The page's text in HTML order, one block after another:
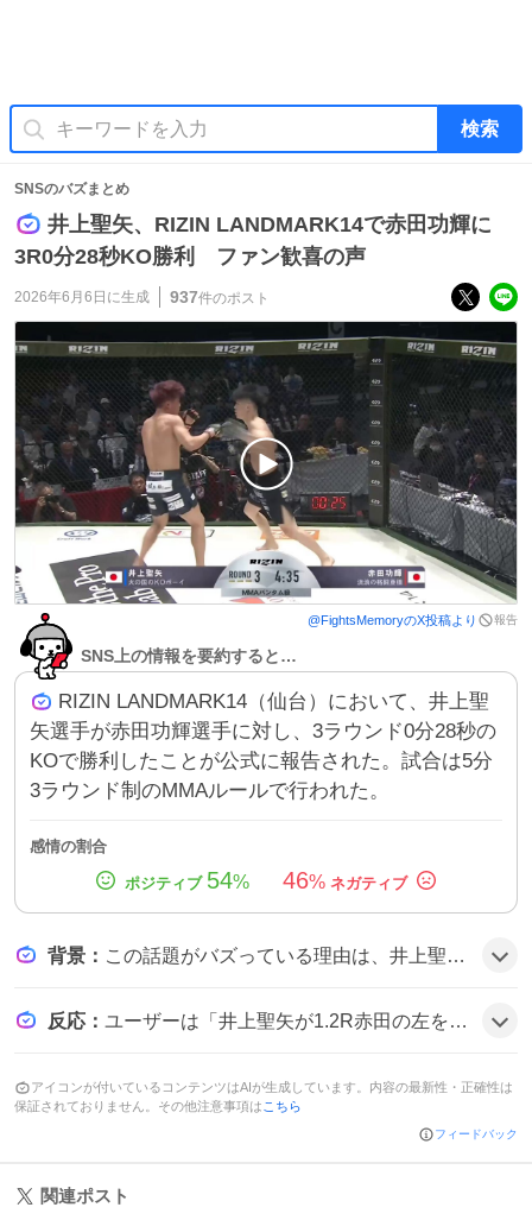
検索
SNSのバズまとめ
井上聖矢、RIZIN LANDMARK14で赤田功輝に
3R0分28秒KO勝利 ファン歓喜の声
2026年6月6日 に生成 937件のポスト
@FightsMemoryのX投稿より 報告
SNS上の情報を要約すると…
RIZIN LANDMARK14（仙台）において、井上聖
矢選手が赤田功輝選手に対し、3ラウンド0分28秒の
KOで勝利したことが公式に報告された。試合は5分
3ラウンド制のMMAルールで行われた。
感情の割合
54% 46%
背景 ： この話題がバズっている理由は、井上聖矢選手の劇的なKOが予想外の展開としてファンの期待を超え、SNS上でハイライト動画が拡散されたことに加え、仙台開催という地域色も相まって注目が集まった可能性がある。
反応 ： ユーザーは「井上聖矢が1.2R赤田の左を誘い右ストレートからの細かい左右のフック連打でKO！！！」「井上聖矢選手おめーーーーーー！！！落ち着いて失神KO！」「井上聖矢がRIZIN LANDMARK14で赤田功輝選手に3R 0:28 KO（TKO）勝利！」と称賛し、熱狂的な歓声や期待感が広がっている様子がうかがえる。
アイコンが付いているコンテンツはAIが生成しています。内容の最新性・正確性は
保証されておりません。その他注意事項はこちら
フィードバック
関連ポスト